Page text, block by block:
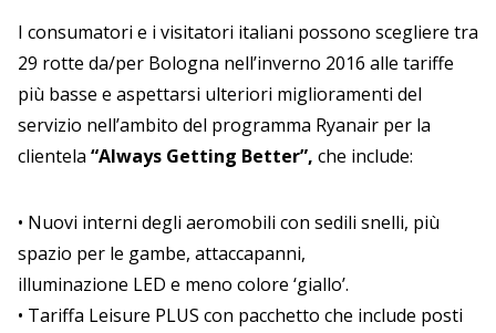
I consumatori e i visitatori italiani possono scegliere tra
29 rotte da/per Bologna nell’inverno 2016 alle tariffe
più basse e aspettarsi ulteriori miglioramenti del
servizio nell’ambito del programma Ryanair per la
clientela “Always Getting Better”, che include:
• Nuovi interni degli aeromobili con sedili snelli, più
spazio per le gambe, attaccapanni,
illuminazione LED e meno colore ‘giallo’.
• Tariffa Leisure PLUS con pacchetto che include posti